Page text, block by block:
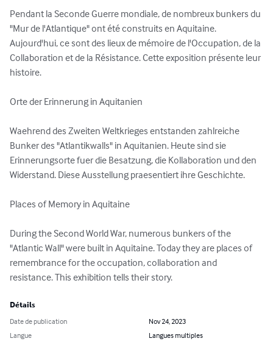
Pendant la Seconde Guerre mondiale, de nombreux bunkers du
"Mur de l'Atlantique" ont été construits en Aquitaine.
Aujourd'hui, ce sont des lieux de mémoire de l'Occupation, de la
Collaboration et de la Résistance. Cette exposition présente leur
histoire.
Orte der Erinnerung in Aquitanien
Waehrend des Zweiten Weltkrieges entstanden zahlreiche
Bunker des "Atlantikwalls" in Aquitanien. Heute sind sie
Erinnerungsorte fuer die Besatzung, die Kollaboration und den
Widerstand. Diese Ausstellung praesentiert ihre Geschichte.
Places of Memory in Aquitaine
During the Second World War, numerous bunkers of the
"Atlantic Wall" were built in Aquitaine. Today they are places of
remembrance for the occupation, collaboration and
resistance. This exhibition tells their story.
Détails
Date de publication
Nov 24, 2023
Langue
Langues multiples